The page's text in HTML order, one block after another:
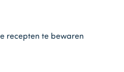
recepten te bewaren